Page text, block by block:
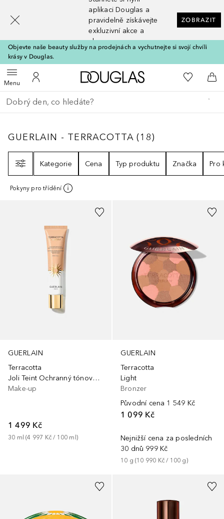
aplikaci Douglas a
pravidelně získávejte
exkluzivní akce a
slevy
ZOBRAZIT
Objevte naše beauty služby na prodejnách a vychutnejte si svojí chvíli
krásy v Douglas.
MenuOtevřít menuK mému účtu
Domů K mému
Do
Vraťte se
Proveďte vyhledávání
GUERLAIN - TERRACOTTA 18
GUERLAIN - TERRACOTTA (18)
Kategorie
Cena Typ produktu Značka Pro
Pokyny pro třídění
GUERLAIN
Terracotta
Joli Teint Ochranný tónovaný hydratační krém
Make-up
1 499 Kč
30 ml (4 997 Kč / 100 ml )
+2
GUERLAIN
Terracotta
Light
Bronzer
Původní cena 1 549 Kč
1 099 Kč
Nejnižší cena za posledních
30 dnů 999 Kč
10 g (10 990 Kč / 100 g)
+ 27
[navigation.slideout.screenreader]